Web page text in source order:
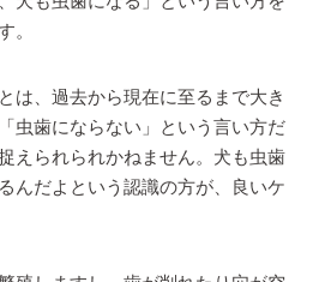
。
は、過去から現在に至るまで大き
虫歯にならない」という言い方だ
えられられかねません。犬も虫歯
んだよという認識の方が、良いケ